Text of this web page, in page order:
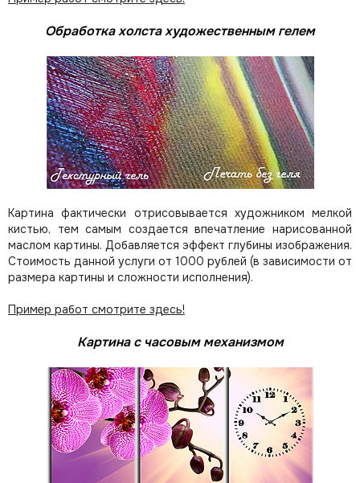
Обработка холста художественным гелем
Картина фактически отрисовывается художником мелкой
кистью, тем самым создается впечатление нарисованной
маслом картины. Добавляется эффект глубины изображения.
Стоимость данной услуги от 1000 рублей (в зависимости от
размера картины и сложности исполнения).
Пример работ смотрите здесь!
Картина с часовым механизмом